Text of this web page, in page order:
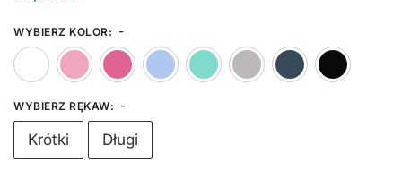
WYBIERZ KOLOR: -
Biały
RóżowyCiemny Różowy
BłękitnyMiętowySzary
WYBIERZ RĘKAW: -
Krótki Długi